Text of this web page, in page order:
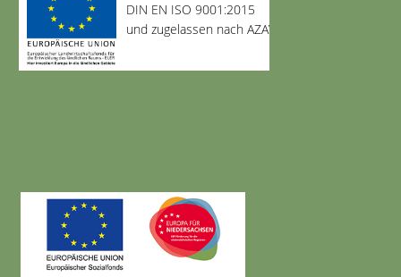
DIN EN ISO 9001:2015
und zugelassen nach AZAV